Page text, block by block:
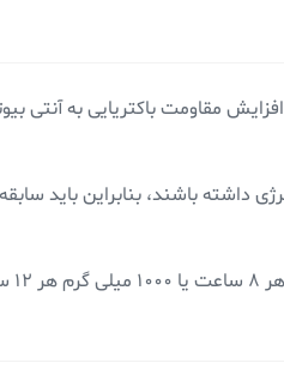
مقاومت باکتریایی به آنتی
باشند، بنابراین باید